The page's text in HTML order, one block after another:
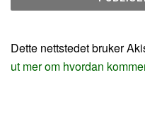
Dette nettstedet bruker
ut mer om hvordan